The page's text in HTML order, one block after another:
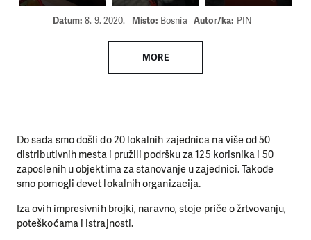
Datum:8. 9. 2020. Místo: Bosnia Autor/ka: PIN
MORE
Do sada smo došli do 20 lokalnih zajednica na više od 50
distributivnih mesta i pružili podršku za 125 korisnika i 50
zaposlenih u objektima za stanovanje u zajednici. Takođe
smo pomogli devet lokalnih organizacija.
Iza ovih impresivnih brojki, naravno, stoje priče o žrtvovanju,
poteškoćama i istrajnosti.